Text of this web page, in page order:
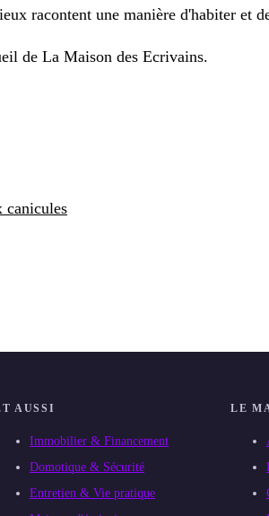
racontent une manière d'habiter et
de La Maison des Ecrivains.
canicules
AUSSI
Immobilier & Financement
Domotique & Sécurité
Entretien & Vie pratique
LE